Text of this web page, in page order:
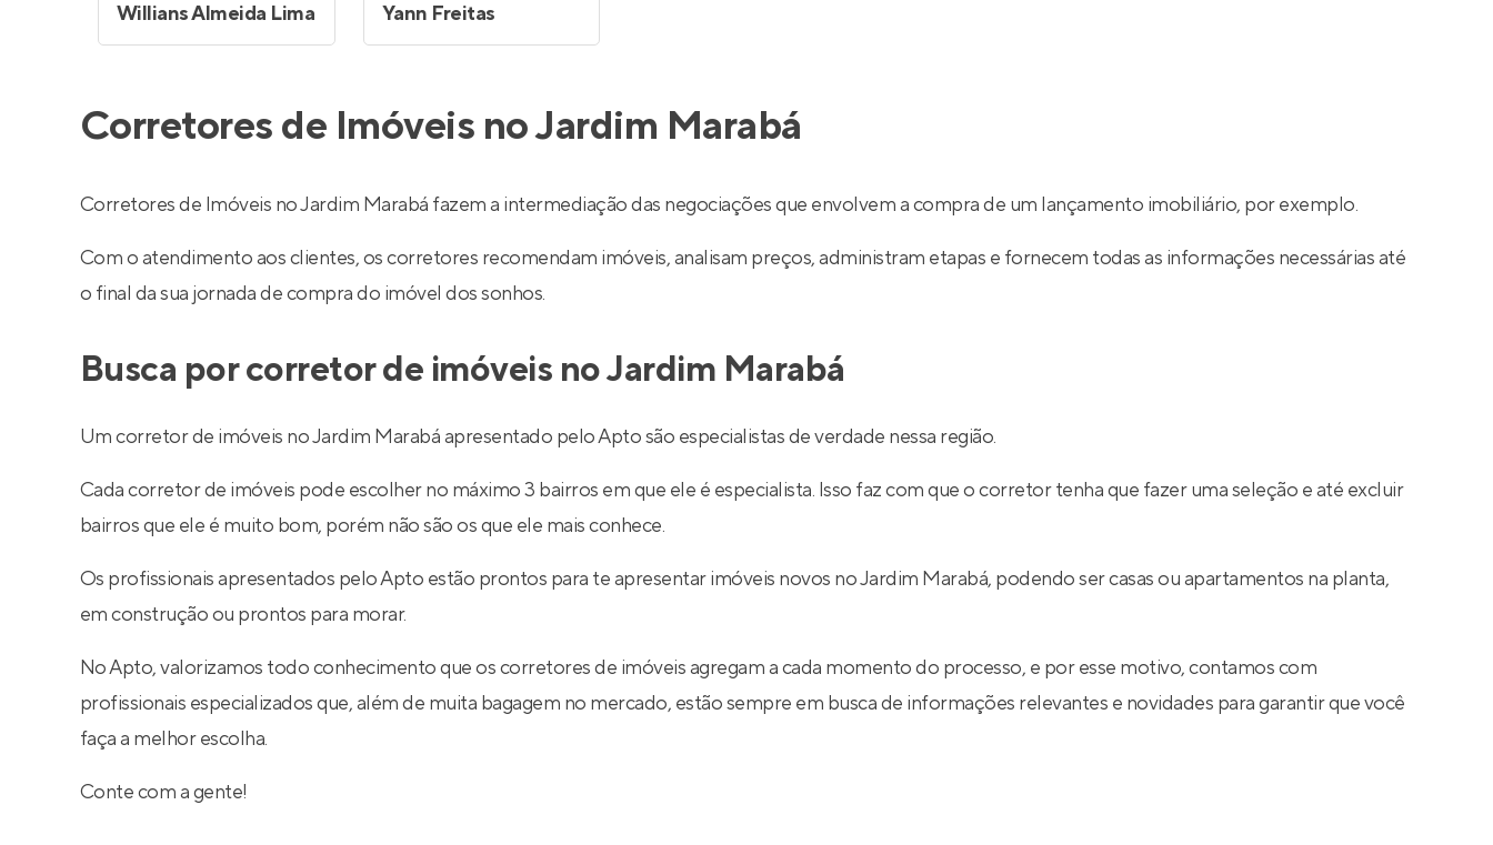
Willians Almeida Lima Yann Freitas
Corretores de Imóveis no Jardim Marabá
Corretores de Imóveis no Jardim Marabá fazem a intermediação das negociações que envolvem a compra de um lançamento imobiliário, por exemplo.
Com o atendimento aos clientes, os corretores recomendam imóveis, analisam preços, administram etapas e fornecem todas as informações necessárias até
o final da sua jornada de compra do imóvel dos sonhos.
Busca por corretor de imóveis no Jardim Marabá
Um corretor de imóveis no Jardim Marabá apresentado pelo Apto são especialistas de verdade nessa região.
Cada corretor de imóveis pode escolher no máximo 3 bairros em que ele é especialista. Isso faz com que o corretor tenha que fazer uma seleção e até excluir
bairros que ele é muito bom, porém não são os que ele mais conhece.
Os profissionais apresentados pelo Apto estão prontos para te apresentar imóveis novos no Jardim Marabá, podendo ser casas ou apartamentos na planta,
em construção ou prontos para morar.
No Apto, valorizamos todo conhecimento que os corretores de imóveis agregam a cada momento do processo, e por esse motivo, contamos com
profissionais especializados que, além de muita bagagem no mercado, estão sempre em busca de informações relevantes e novidades para garantir que você
faça a melhor escolha.
Conte com a gente!